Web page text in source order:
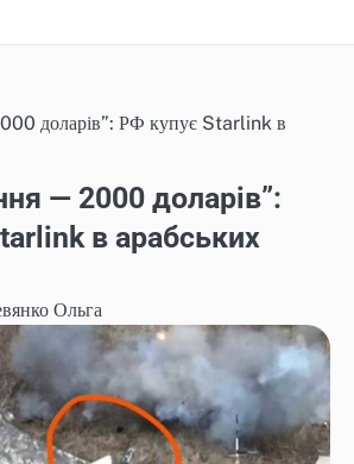
доларів”: РФ купує Starlink в
— 2000 доларів”:
в арабських
Ольга